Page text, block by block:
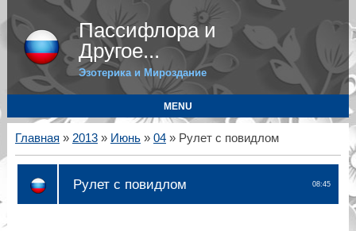
Пассифлора и
Другое...
Эзотерика и Мироздание
MENU
Главная » 2013 » Июнь » 04» Рулет с повидлом
08:45
Рулет с повидлом